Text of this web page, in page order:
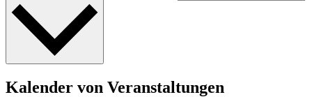
Kalender von Veranstaltungen